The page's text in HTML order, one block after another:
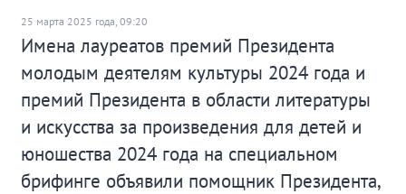
25 марта 2025 года, 09:20
Имена лауреатов премий Президента
молодым деятелям культуры 2024 года и
премий Президента в области литературы
и искусства за произведения для детей и
юношества 2024 года на специальном
брифинге объявили помощник Президента,